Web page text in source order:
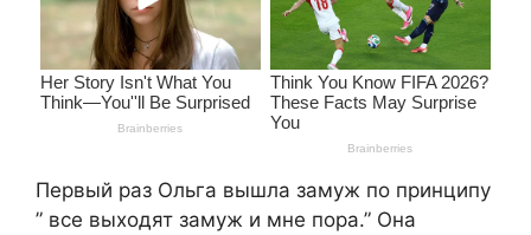
Первый раз Ольга вышла замуж по принципу
” все выходят замуж и мне пора.” Она